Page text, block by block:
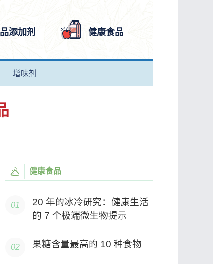
添加剂 健康食品
增味剂
健康食品
20 年的冰冷研究：健康生活
的 7 个极端微生物提示
果糖含量最高的 10 种食物